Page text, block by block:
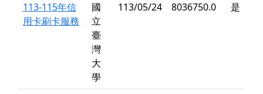
113-115年信
用卡刷卡服務
國
立
臺
灣
大
學
113/05/24 8036750.0 是